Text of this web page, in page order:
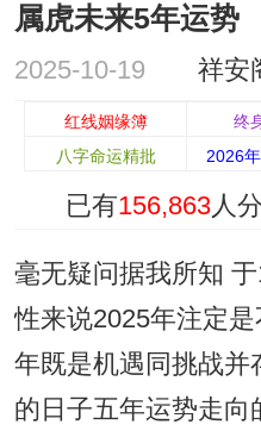
属虎未来5年运势
2025-10-19 祥安
红线姻缘簿 终
八字命运精批
2026
已有156,863人
毫无疑问据我所知
性来说2025年注定
年既是机遇同挑战并
的日子五年运势走向